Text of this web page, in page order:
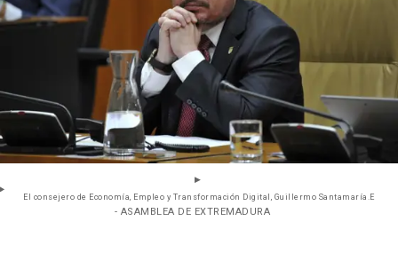
El consejero de Economía, Empleo y Transformación Digital, Guillermo Santamaría.E
- ASAMBLEA DE EXTREMADURA